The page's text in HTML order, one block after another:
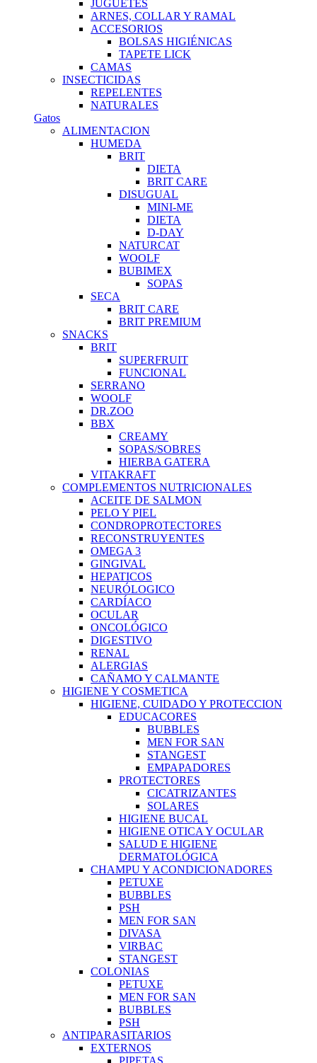
JUGUETES
ARNES, COLLAR Y RAMAL
ACCESORIOS
BOLSAS HIGIÉNICAS
TAPETE LICK
CAMAS
INSECTICIDAS
REPELENTES
NATURALES
Gatos
ALIMENTACION
HUMEDA
BRIT
DIETA
BRIT CARE
DISUGUAL
MINI-ME
DIETA
D-DAY
NATURCAT
WOOLF
BUBIMEX
SOPAS
SECA
BRIT CARE
BRIT PREMIUM
SNACKS
BRIT
SUPERFRUIT
FUNCIONAL
SERRANO
WOOLF
DR.ZOO
BBX
CREAMY
SOPAS/SOBRES
HIERBA GATERA
VITAKRAFT
COMPLEMENTOS NUTRICIONALES
ACEITE DE SALMON
PELO Y PIEL
CONDROPROTECTORES
RECONSTRUYENTES
OMEGA 3
GINGIVAL
HEPATICOS
NEURÓLOGICO
CARDÍACO
OCULAR
ONCOLÓGICO
DIGESTIVO
RENAL
ALERGIAS
CAÑAMO Y CALMANTE
HIGIENE Y COSMETICA
HIGIENE, CUIDADO Y PROTECCION
EDUCACORES
BUBBLES
MEN FOR SAN
STANGEST
EMPAPADORES
PROTECTORES
CICATRIZANTES
SOLARES
HIGIENE BUCAL
HIGIENE OTICA Y OCULAR
SALUD E HIGIENE
DERMATOLÓGICA
CHAMPU Y ACONDICIONADORES
PETUXE
BUBBLES
PSH
MEN FOR SAN
DIVASA
VIRBAC
STANGEST
COLONIAS
PETUXE
MEN FOR SAN
BUBBLES
PSH
ANTIPARASITARIOS
EXTERNOS
PIPETAS